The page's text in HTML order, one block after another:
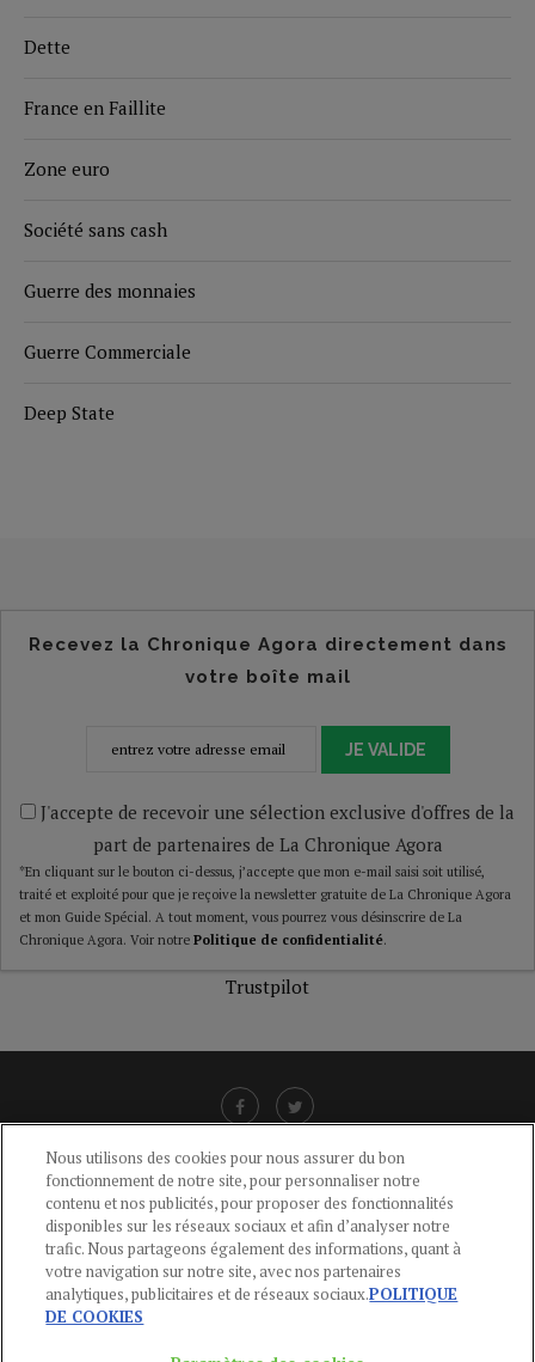
Dette
France en Faillite
Zone euro
Société sans cash
Guerre des monnaies
Guerre Commerciale
Deep State
Recevez la Chronique Agora directement dans
votre boîte mail
JE VALIDE
J'accepte de recevoir une sélection exclusive d'offres de la
part de partenaires de La Chronique Agora
*En cliquant sur le bouton ci-dessus, j’accepte que mon e-mail saisi soit utilisé,
traité et exploité pour que je reçoive la newsletter gratuite de La Chronique Agora
et mon Guide Spécial. A tout moment, vous pourrez vous désinscrire de La
Chronique Agora. Voir notre Politique de confidentialité.
Trustpilot
LIENS UTILES
CGU-POLITIQUE DE CONFIDENTIALITÉ -POLITIQUE DES COOKIES
MENTIONS LÉGALES -AIDE
CONTACT
Nous utilisons des cookies pour nous assurer du bon
fonctionnement de notre site, pour personnaliser notre
contenu et nos publicités, pour proposer des fonctionnalités
disponibles sur les réseaux sociaux et afin d’analyser notre
trafic. Nous partageons également des informations, quant à
votre navigation sur notre site, avec nos partenaires
analytiques, publicitaires et de réseaux sociaux.POLITIQUE
DE COOKIES